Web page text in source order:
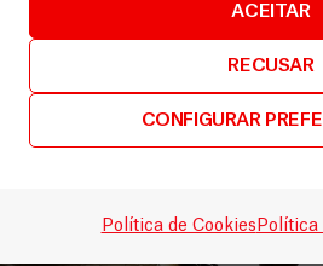
ACEITAR
RECUSAR
CONFIGURAR
Política de Cookies Política
Testemunhos: dez anos
Vídeos
LEIA MAIS